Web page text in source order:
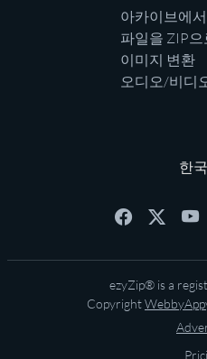
아카이브에
파일을 ZIP
이미지 변환
오디오/비디
한
ezyZip® is a
Copyright